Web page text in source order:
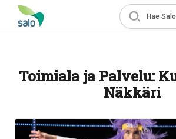
Hae
Toimiala ja Palvelu:
Näkkäri